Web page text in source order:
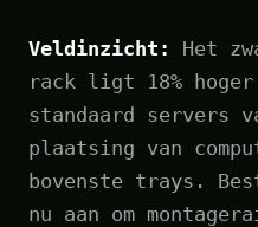
Veldinzicht:
Het
rack ligt 18%
standaard servers
plaatsing van
bovenste trays.
nu aan om